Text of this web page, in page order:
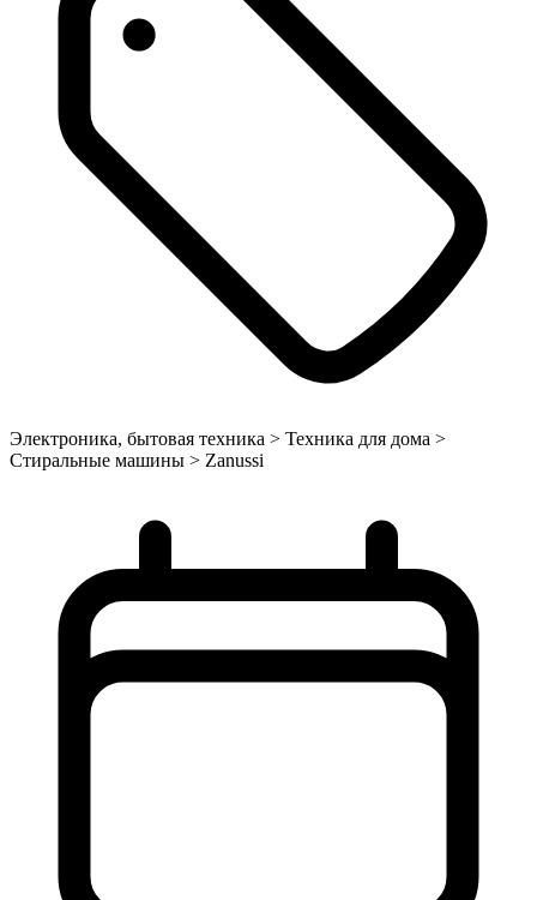
Электроника, бытовая техника > Техника для дома >
Стиральные машины > Zanussi